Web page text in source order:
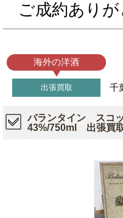
ご成約あり
海外の洋酒
出張買取 千
バランタイン スコ
43%/750ml 出張買取